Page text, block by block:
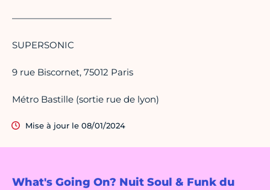
What's Going On? Nuit Soul & Funk du
———————————
SUPERSONIC
9 rue Biscornet, 75012 Paris
Métro Bastille (sortie rue de lyon)
Mise à jour le 08/01/2024